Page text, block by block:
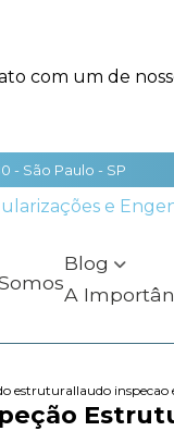
com um de
- São Paulo - SP
Blog
A
estruturallaudo